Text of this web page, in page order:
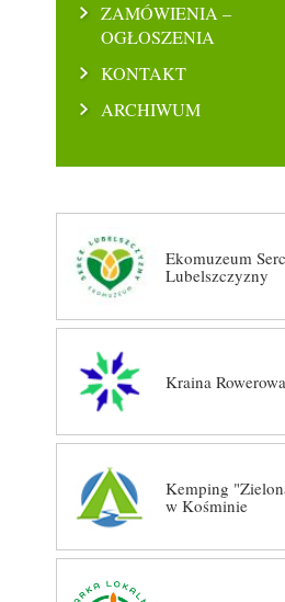
ZAMÓWIENIA –
OGŁOSZENIA
KONTAKT
ARCHIWUM
Ekomuzeum
Lubelszczyzny
Kraina Rowerowa
Kemping
w Kośminie